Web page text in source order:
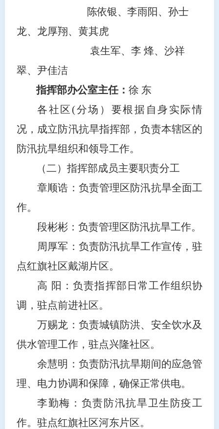
陈依银、李雨阳 、孙士
龙、 龙厚翔、 黄其虎
袁生军、 李 烽、 沙祥
翠、尹佳洁
指挥部办公室主任：徐 东
各社区 (分场）要根据自身实际情
况，成立防汛抗旱指挥部，负责本辖区的
防汛抗旱组织和领导工作。
（二）指挥部成员主要职责分工
章顺诰：负责管理区防汛抗旱全面工
作。
段彬彬：负责管理区防汛抗旱工作。
周厚军：负责防汛抗旱工作宣传，驻
点红旗社区戴湖 片区。
高 阳 ：负责指挥部日常工作组织协
调 ， 驻点前进社区。
万赐龙 ：负责城镇防洪、安全饮水及
供水管理工作， 驻点兴隆社区。
余慧明 ：负责防汛抗旱期间的应急管
理、 电力协调和保障，确保正常供电。
李勤梅：负责防汛抗旱卫生防疫工
作。 驻点红旗社区河东片区。